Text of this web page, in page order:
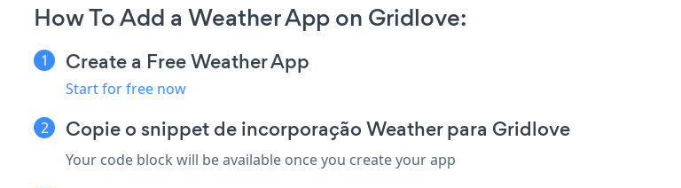
How To Add a Weather App on Gridlove:
Create a Free Weather App
Start for free now
Copie o snippet de incorporação Weather para Gridlove
Your code block will be available once you create your app